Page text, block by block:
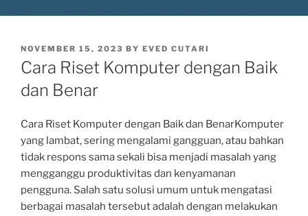
POSTED
ON
NOVEMBER 15, 2023 BY EVED CUTARI
Cara Riset Komputer dengan Baik
dan Benar
Cara Riset Komputer dengan Baik dan BenarKomputer
yang lambat, sering mengalami gangguan, atau bahkan
tidak respons sama sekali bisa menjadi masalah yang
mengganggu produktivitas dan kenyamanan
pengguna. Salah satu solusi umum untuk mengatasi
berbagai masalah tersebut adalah dengan melakukan